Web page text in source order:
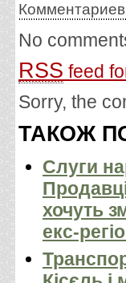
No
RSS feed
Sorry, the
ТАКОЖ
Слуги
хочуть
екс-